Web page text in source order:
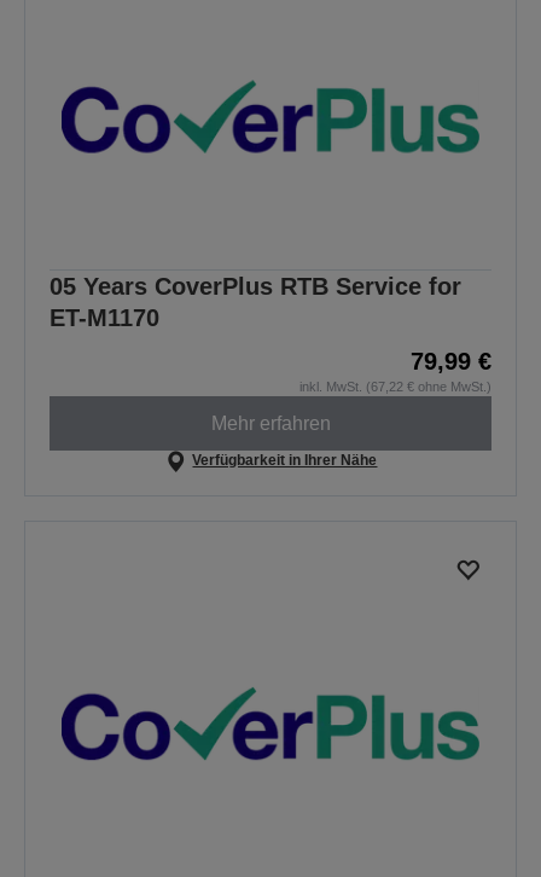
05 Years CoverPlus RTB Service for
ET-M1170
79,99 €
inkl. MwSt. (67,22 € ohne MwSt.)
Mehr erfahren
Verfügbarkeit in Ihrer Nähe